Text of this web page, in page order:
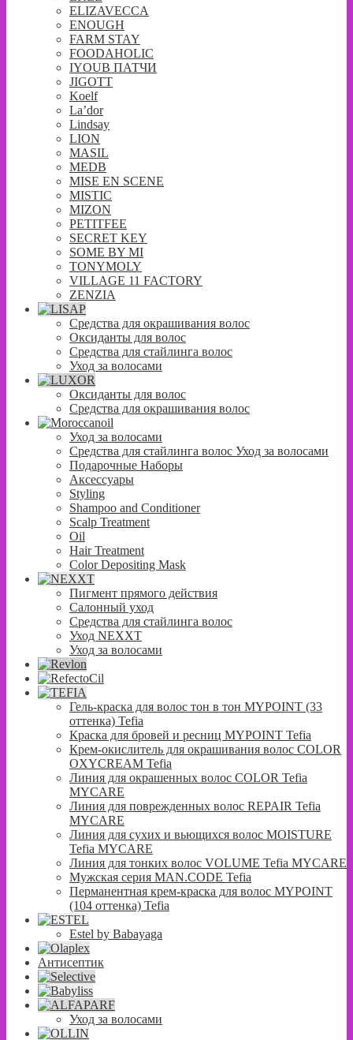
ELIZAVECCA
ENOUGH
FARM STAY
FOODAHOLIC
IYOUB ПАТЧИ
JIGOTT
Koelf
La’dor
Lindsay
LION
MASIL
MEDB
MISE EN SCENE
MISTIC
MIZON
PETITFEE
SECRET KEY
SOME BY MI
TONYMOLY
VILLAGE 11 FACTORY
ZENZIA
Средства для окрашивания волос
Оксиданты для волос
Средства для стайлинга волос
Уход за волосами
Оксиданты для волос
Средства для окрашивания волос
Уход за волосами
Средства для стайлинга волос Уход за волосами
Подарочные Наборы
Аксессуары
Styling
Shampoo and Conditioner
Scalp Treatment
Oil
Hair Treatment
Color Depositing Mask
Пигмент прямого действия
Салонный уход
Средства для стайлинга волос
Уход NEXXT
Уход за волосами
Гель-краска для волос тон в тон MYPOINT (33
оттенка) Tefia
Краска для бровей и ресниц MYPOINT Tefia
Крем-окислитель для окрашивания волос COLOR
OXYCREAM Tefia
Линия для окрашенных волос COLOR Tefia
MYCARE
Линия для поврежденных волос REPAIR Tefia
MYCARE
Линия для сухих и вьющихся волос MOISTURE
Tefia MYCARE
Линия для тонких волос VOLUME Tefia MYCARE
Мужская серия MAN.CODE Tefia
Перманентная крем-краска для волос MYPOINT
(104 оттенка) Tefia
Estel by Babayaga
Антисептик
Уход за волосами